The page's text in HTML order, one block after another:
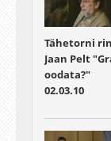
Tähetorni
Jaan Pelt
oodata?"
02.03.10